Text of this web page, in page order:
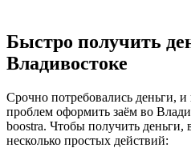
Быстро получить
Владивостоке
Срочно потребовались деньги,
проблем оформить заём во
boostra. Чтобы получить деньги,
несколько простых действий: